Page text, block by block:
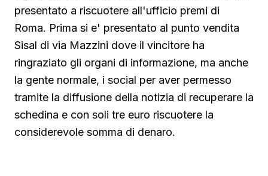
presentato a riscuotere all'ufficio premi di
Roma. Prima si e' presentato al punto vendita
Sisal di via Mazzini dove il vincitore ha
ringraziato gli organi di informazione, ma anche
la gente normale, i social per aver permesso
tramite la diffusione della notizia di recuperare la
schedina e con soli tre euro riscuotere la
considerevole somma di denaro.